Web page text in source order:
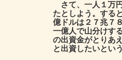
さて、一人１万
たとしよう。する
億ドルは２７兆７
一億人で山分けす
の出資金がとりあ
と出資したいとい